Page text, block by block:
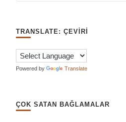
TRANSLATE: ÇEVIRI
Powered by Translate
ÇOK SATAN BAĞLAMALAR